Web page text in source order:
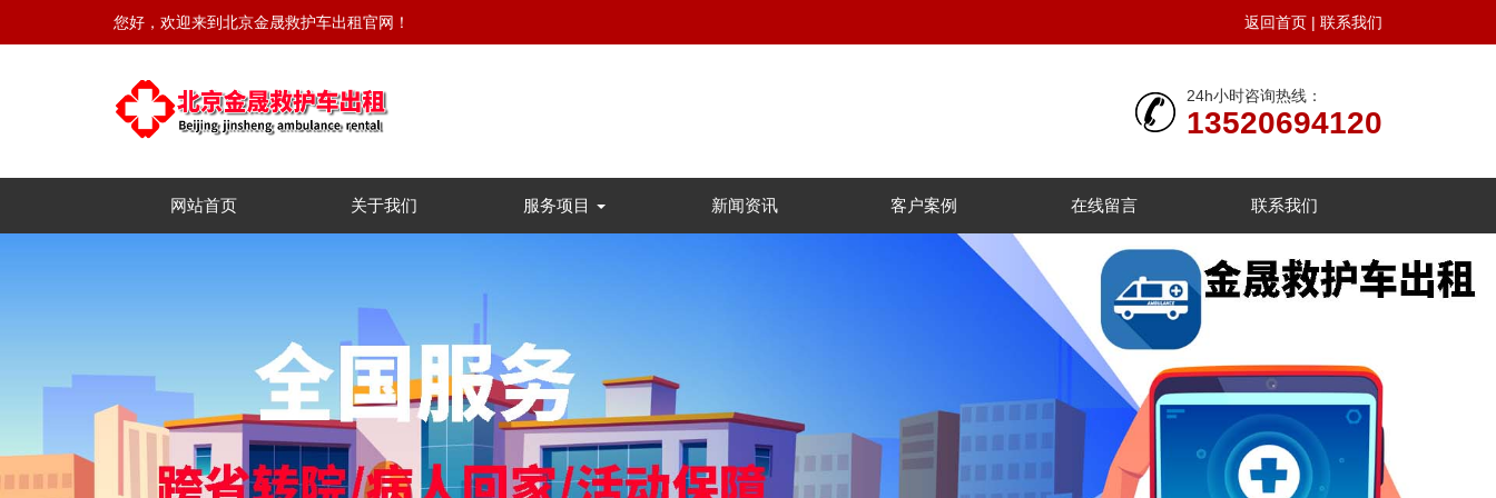
您好，欢迎来到北京金晟救护车出租官网！ 返回首页 | 联系我们
24h小时咨询热线：
13520694120
网站首页 关于我们 服务项目 新闻资讯 客户案例 在线留言 联系我们